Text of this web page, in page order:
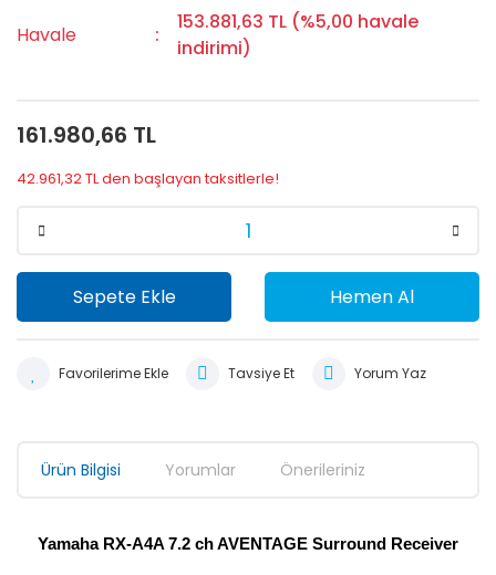
Havale
153.881,63 TL (%5,00 havale
indirimi)
161.980,66 TL
42.961,32 TL den başlayan taksitlerle!
Sepete Ekle Hemen Al
Tavsiye Et Yorum Yaz
Ürün Bilgisi Yorumlar Önerileriniz
Yamaha RX-A4A 7.2 ch AVENTAGE Surround Receiver